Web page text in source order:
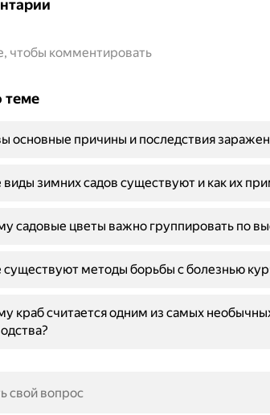
чтобы комментировать
теме
основные причины и последствия
виды зимних садов существуют и как их
садовые цветы важно группировать по
существуют методы борьбы с болезнью
краб считается одним из самых